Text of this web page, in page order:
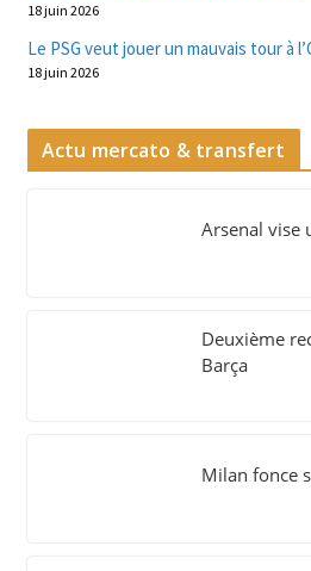
18 juin 2026
Le PSG veut jouer un mauvais tour à
18 juin 2026
Actu mercato & transfert
Arsenal vise
Deuxième
Barça
Milan fonce